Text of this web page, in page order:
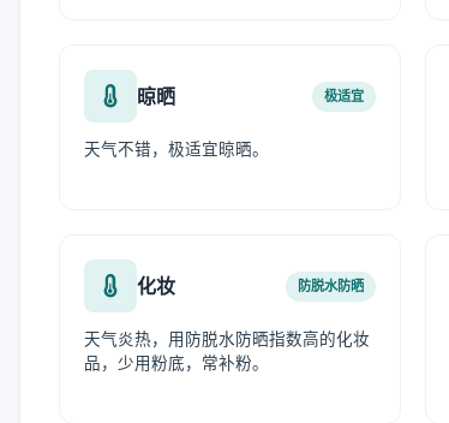
晾晒 极适宜
天气不错，极适宜晾晒。
化妆 防脱水防晒
天气炎热，用防脱水防晒指数高的化妆
品，少用粉底，常补粉。